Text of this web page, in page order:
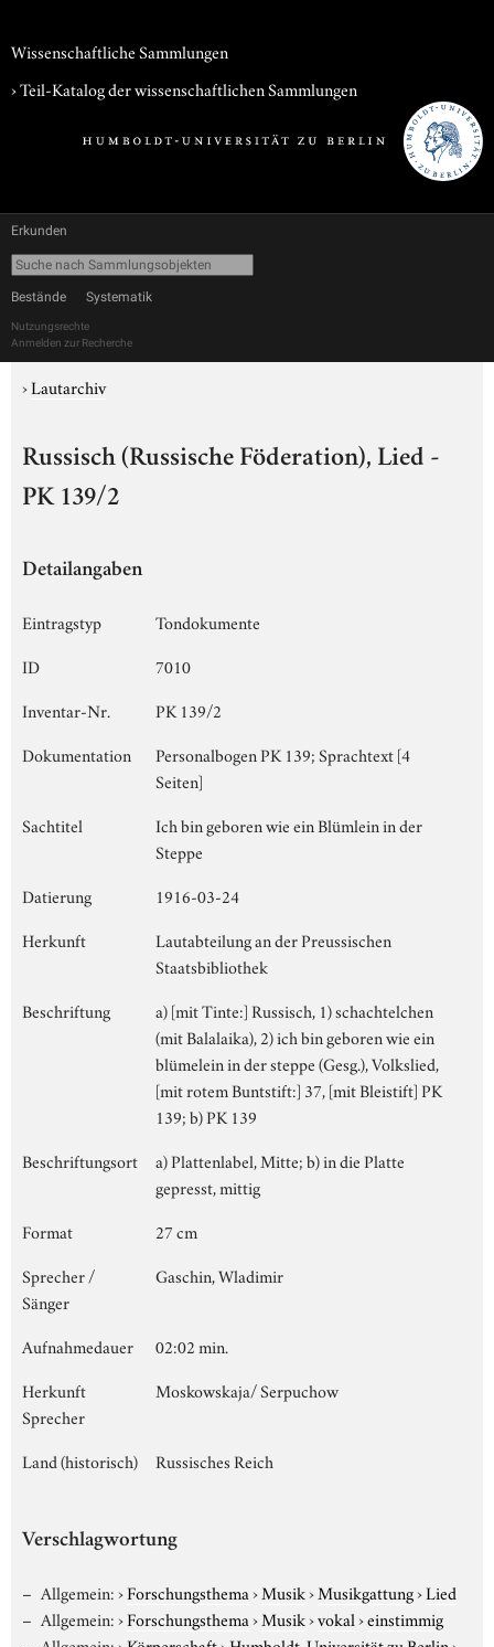
Wissenschaftliche Sammlungen
› Teil-Katalog der wissenschaftlichen Sammlungen
Erkunden
Bestände Systematik
Nutzungsrechte
Anmelden zur Recherche
›Lautarchiv
Russisch (Russische Föderation), Lied -
PK 139/2
Detailangaben
Eintragstyp
Tondokumente
ID
7010
Inventar-Nr.
PK 139/2
Dokumentation
Personalbogen PK 139; Sprachtext [4
Seiten]
Sachtitel
Ich bin geboren wie ein Blümlein in der
Steppe
Datierung
1916-03-24
Herkunft
Lautabteilung an der Preussischen
Staatsbibliothek
Beschriftung
a) [mit Tinte:] Russisch, 1) schachtelchen
(mit Balalaika), 2) ich bin geboren wie ein
blümelein in der steppe (Gesg.), Volkslied,
[mit rotem Buntstift:] 37, [mit Bleistift] PK
139; b) PK 139
Beschriftungsort
a) Plattenlabel, Mitte; b) in die Platte
gepresst, mittig
Format
27 cm
Sprecher /
Sänger
Gaschin, Wladimir
Aufnahmedauer
02:02 min.
Herkunft
Sprecher
Moskowskaja/ Serpuchow
Land (historisch) Russisches Reich
Verschlagwortung
Allgemein:›Forschungsthema›Musik›Musikgattung›Lied
Allgemein:›Forschungsthema›Musik›vokal›einstimmig